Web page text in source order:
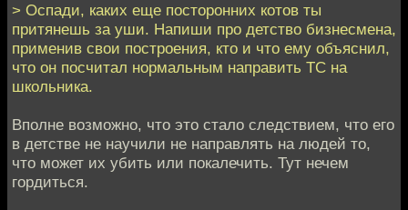
> Оспади, каких еще посторонних котов ты
притянешь за уши. Напиши про детство бизнесмена,
применив свои построения, кто и что ему объяснил,
что он посчитал нормальным направить ТС на
школьника.
Вполне возможно, что это стало следствием, что его
в детстве не научили не направлять на людей то,
что может их убить или покалечить. Тут нечем
гордиться.